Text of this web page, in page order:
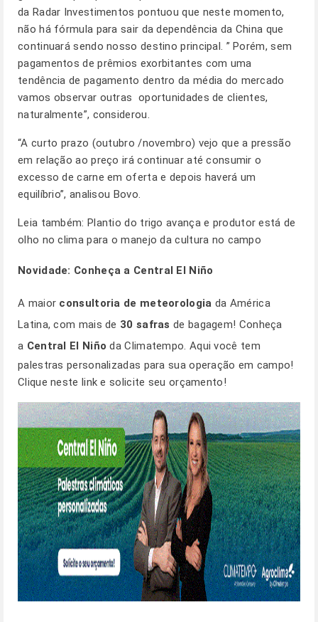
da Radar Investimentos pontuou que neste momento,
não há fórmula para sair da dependência da China que
continuará sendo nosso destino principal. ” Porém, sem
pagamentos de prêmios exorbitantes com uma
tendência de pagamento dentro da média do mercado
vamos observar outras oportunidades de clientes,
naturalmente”, considerou.
“A curto prazo (outubro /novembro) vejo que a pressão
em relação ao preço irá continuar até consumir o
excesso de carne em oferta e depois haverá um
equilíbrio”, analisou Bovo.
Leia também: Plantio do trigo avança e produtor está de
olho no clima para o manejo da cultura no campo
Novidade: Conheça a Central El Niño
A maior consultoria de meteorologia da América
Latina, com mais de 30 safras de bagagem! Conheça
a Central El Niño da Climatempo. Aqui você tem
palestras personalizadas para sua operação em campo!
Cliqueneste link e solicite seu orçamento!